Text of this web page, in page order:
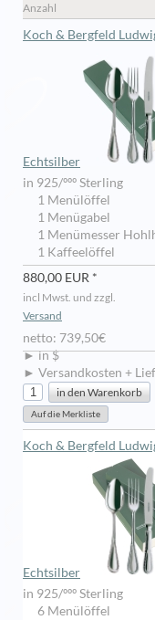
Anzahl
Koch & Bergfeld
Echtsilber
in 925/ººº Sterling
1 Menülöffel
1 Menügabel
1 Menümesser
1 Kaffeelöffel
880,00 EUR *
incl Mwst. und zzgl.
Versand
netto: 739,50€
► in $
► Versandkosten +
Koch & Bergfeld
Echtsilber
in 925/ººº Sterling
6 Menülöffel